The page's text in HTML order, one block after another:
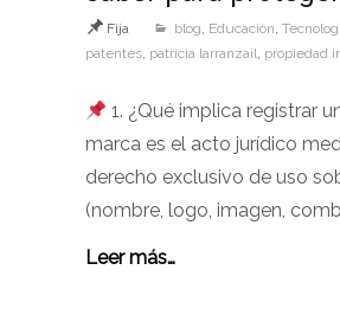
Fija blog, Educaciòn,
patentes, patricia larranzail, propiedad
1. ¿Qué implica registrar
marca es el acto jurídico
derecho exclusivo de uso
(nombre, logo, imagen,
Leer más…